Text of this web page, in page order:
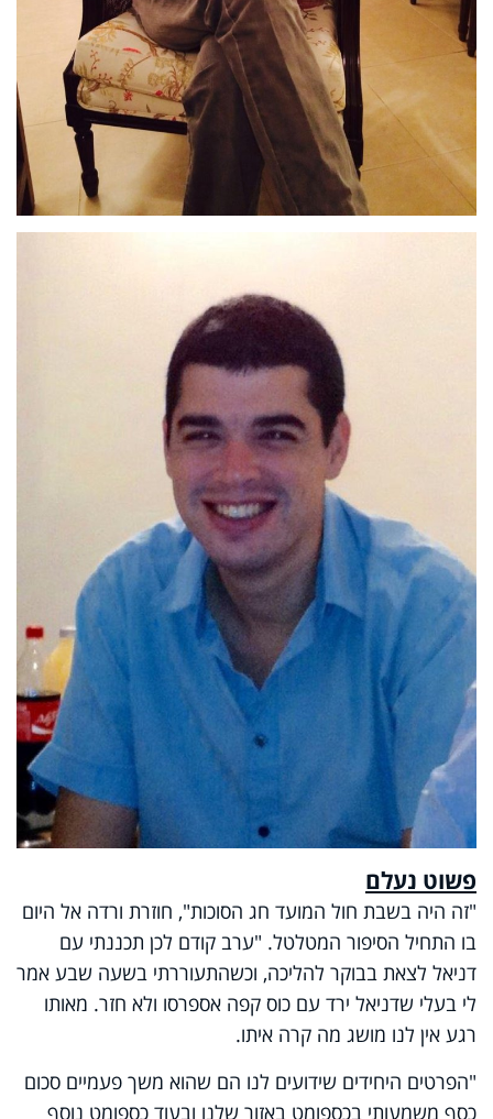
פשוט נעלם
"זה היה בשבת חול המועד חג הסוכות", חוזרת ורדה אל היום
בו התחיל הסיפור המטלטל. "ערב קודם לכן תכננתי עם
דניאל לצאת בבוקר להליכה, וכשהתעוררתי בשעה שבע אמר
לי בעלי שדניאל ירד עם כוס קפה אספרסו ולא חזר. מאותו
רגע אין לנו מושג מה קרה איתו.
"הפרטים היחידים שידועים לנו הם שהוא משך פעמיים סכום
כסף משמעותי בכספומט באזור שלנו ובעוד כספומט נוסף